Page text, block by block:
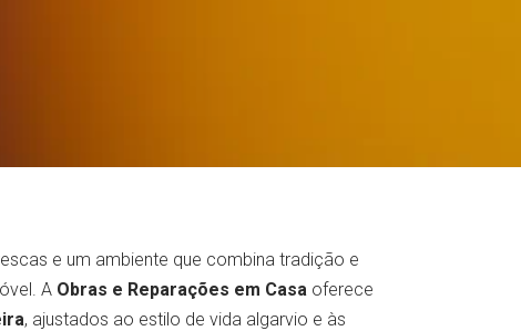
e um ambiente que combina tradição e
A Obras e Reparações em Casa oferece
, ajustados ao estilo de vida algarvio e às